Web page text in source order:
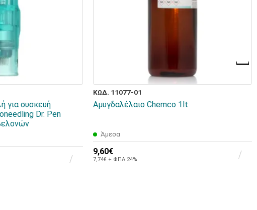
για συσκευή
Dr. Pen
ΚΩΔ. 11077-01
Αμυγδαλέλαιο Chemco 1lt
Άμεσα
9,60€
7,74€ + ΦΠΑ 24%